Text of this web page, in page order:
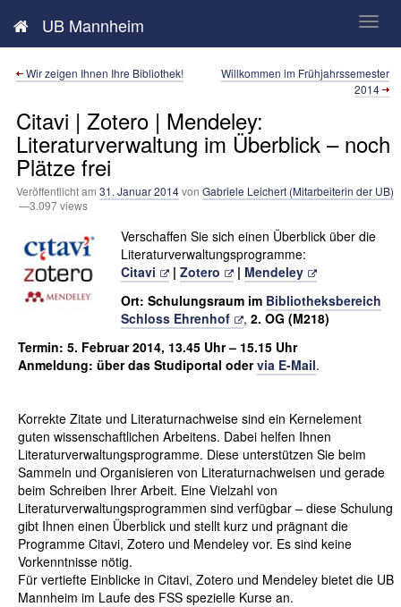
UB Mannheim
Neues aus der UB Mannheim
Wir zeigen Ihnen Ihre Bibliothek!
Willkommen im Frühjahrssemester
2014
Citavi | Zotero | Mendeley:
Literaturverwaltung im Überblick – noch
Plätze frei
Veröffentlicht am 31. Januar 2014von Gabriele Leichert (Mitarbeiterin der UB)
—3.097 views
Verschaffen Sie sich einen Überblick über die
Literaturverwaltungsprogramme:
Citavi
| Zotero | Mendeley
Ort: Schulungsraum im Bibliotheksbereich
Schloss Ehrenhof
, 2. OG (M218)
Termin: 5. Februar 2014, 13.45 Uhr – 15.15 Uhr
Anmeldung: über das Studiportal odervia E-Mail.
Korrekte Zitate und Literaturnachweise sind ein Kernelement
guten wissenschaftlichen Arbeitens. Dabei helfen Ihnen
Literaturverwaltungsprogramme. Diese unterstützen Sie beim
Sammeln und Organisieren von Literaturnachweisen und gerade
beim Schreiben Ihrer Arbeit. Eine Vielzahl von
Literaturverwaltungsprogrammen sind verfügbar – diese Schulung
gibt Ihnen einen Überblick und stellt kurz und prägnant die
Programme Citavi, Zotero und Mendeley vor. Es sind keine
Vorkenntnisse nötig.
Für vertiefte Einblicke in Citavi, Zotero und Mendeley bietet die UB
Mannheim im Laufe des FSS spezielle Kurse an.